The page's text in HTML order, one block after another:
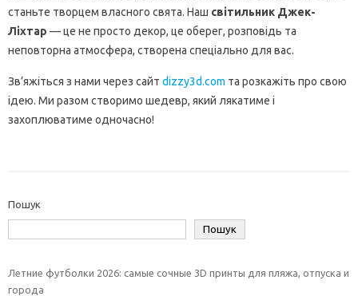
станьте творцем власного свята. Наш світильник Джек-
Ліхтар — це не просто декор, це оберег, розповідь та
неповторна атмосфера, створена спеціально для вас.
Зв’яжіться з нами через сайт dizzy3d.com та розкажіть про свою
ідею. Ми разом створимо шедевр, який лякатиме і
захоплюватиме одночасно!
Пошук
Пошук
Летние футболки 2026: самые сочные 3D принты для пляжа, отпуска и
города